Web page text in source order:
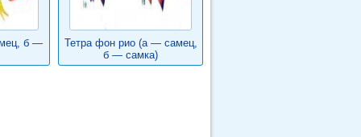
б —
Тетра фон рио (а — самец,
б — самка)